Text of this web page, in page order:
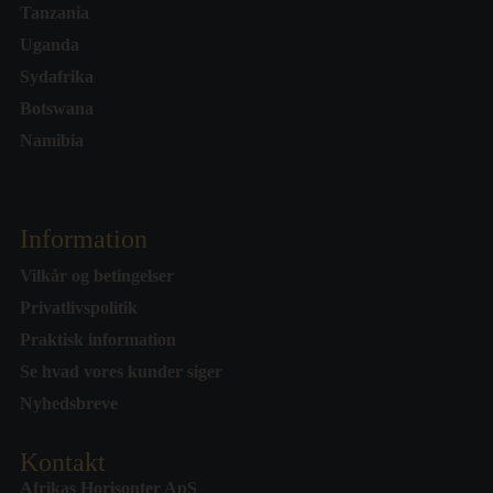
Tanzania
Uganda
Sydafrika
Botswana
Namibia
Information
Vilkår og betingelser
Privatlivspolitik
Praktisk information
Se hvad vores kunder siger
Nyhedsbreve
Kontakt
Afrikas Horisonter ApS